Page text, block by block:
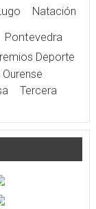
Natación
Pontevedra
Deporte
Ourense
Tercera